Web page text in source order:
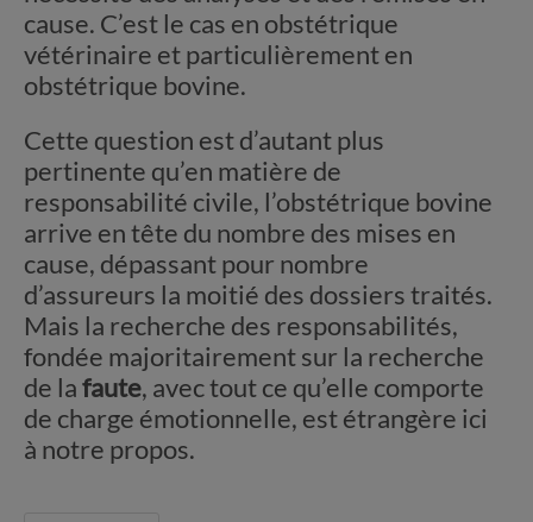
cause. C’est le cas en obstétrique
vétérinaire et particulièrement en
obstétrique bovine.
Cette question est d’autant plus
pertinente qu’en matière de
responsabilité civile, l’obstétrique bovine
arrive en tête du nombre des mises en
cause, dépassant pour nombre
d’assureurs la moitié des dossiers traités.
Mais la recherche des responsabilités,
fondée majoritairement sur la recherche
de lafaute, avec tout ce qu’elle comporte
de charge émotionnelle, est étrangère ici
à notre propos.